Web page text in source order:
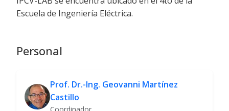
Escuela de Ingeniería Eléctrica.
Personal
Prof. Dr.-Ing. Geovanni Martínez
Castillo